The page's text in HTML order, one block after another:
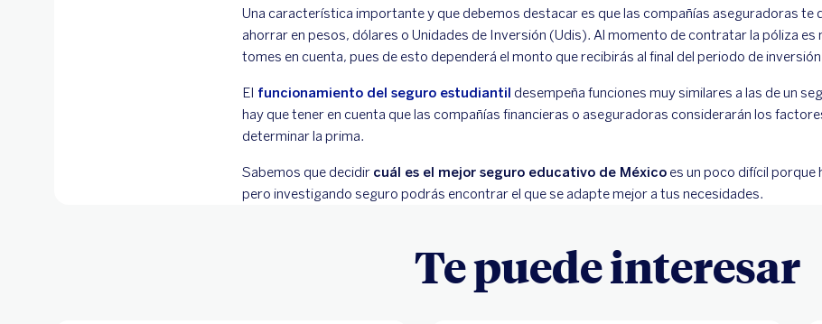
Una característica importante y que debemos destacar es que las compañías aseguradoras te
ahorrar en pesos, dólares o Unidades de Inversión (Udis). Al momento de contratar la póliza es
tomes en cuenta, pues de esto dependerá el monto que recibirás al final del periodo de
El funcionamiento del seguro estudiantil desempeña funciones muy similares a las de un
hay que tener en cuenta que las compañías financieras o aseguradoras considerarán los
determinar la prima.
Sabemos que decidir cuál es el mejor seguro educativo de México es un poco difícil porque
pero investigando seguro podrás encontrar el que se adapte mejor a tus necesidades.
Te puede interesar